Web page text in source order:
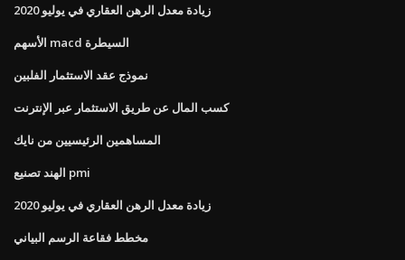
زيادة معدل الرهن العقاري في يوليو 2020
الأسهم macd السيطرة
نموذج عقد الاستثمار الفلبين
كسب المال عن طريق الاستثمار عبر الإنترنت
المساهمين الرئيسيين من نايك
الهند تصنيع pmi
زيادة معدل الرهن العقاري في يوليو 2020
مخطط فقاعة الرسم البياني